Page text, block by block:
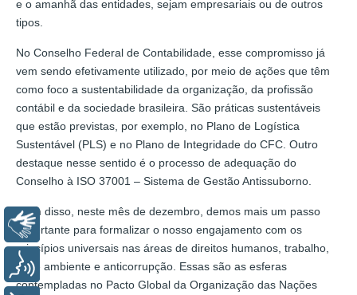
e o amanhã das entidades, sejam empresariais ou de outros
tipos.
No Conselho Federal de Contabilidade, esse compromisso já
vem sendo efetivamente utilizado, por meio de ações que têm
como foco a sustentabilidade da organização, da profissão
contábil e da sociedade brasileira. São práticas sustentáveis
que estão previstas, por exemplo, no Plano de Logística
Sustentável (PLS) e no Plano de Integridade do CFC. Outro
destaque nesse sentido é o processo de adequação do
Conselho à ISO 37001 – Sistema de Gestão Antissuborno.
Além disso, neste mês de dezembro, demos mais um passo
importante para formalizar o nosso engajamento com os
princípios universais nas áreas de direitos humanos, trabalho,
meio ambiente e anticorrupção. Essas são as esferas
contempladas no Pacto Global da Organização das Nações
Libras
Voz